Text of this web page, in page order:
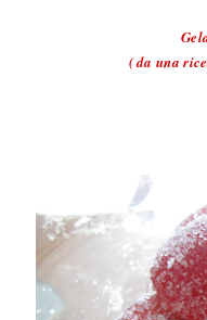
( da una